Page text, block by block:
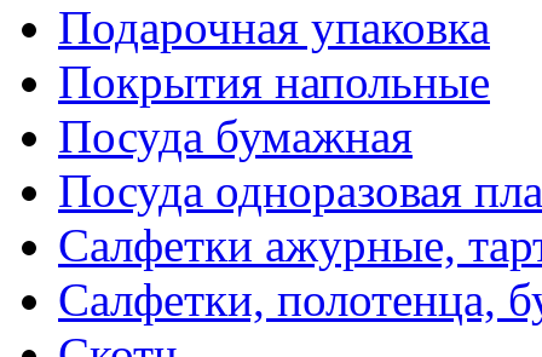
Подарочная упаковка
Покрытия напольные
Посуда бумажная
Посуда одноразовая
Салфетки ажурные,
Салфетки, полотенца,